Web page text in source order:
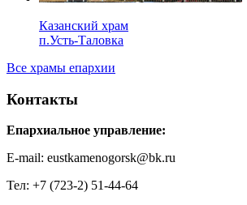
Казанский храм
п.Усть-Таловка
Все храмы епархии
Контакты
Епархиальное управление:
E-mail: eustkamenogorsk@bk.ru
Тел: +7 (723-2) 51-44-64